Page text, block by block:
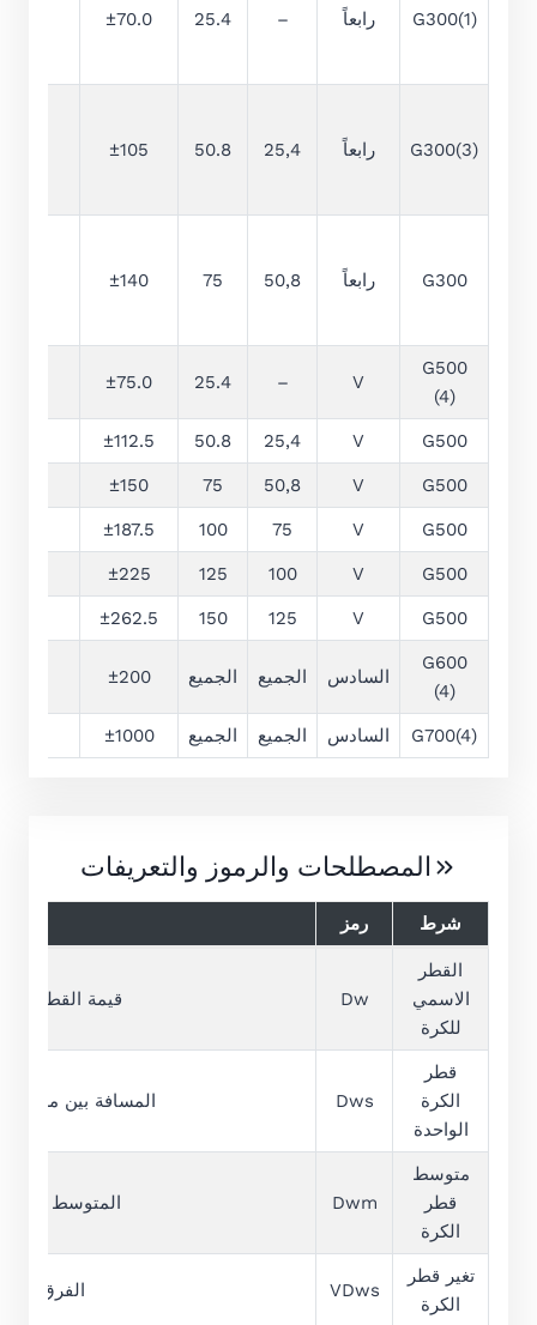
G300(1) رابعاً –
25.4
±70.0
G300(3) رابعاً 25,4
50.8
±105
G300 رابعاً 50,8
75
±140
G500
(4)
V
–
25.4
±75.0
G500
V
25,4
50.8
±112.5
G500
V
50,8
75
±150
G500
V
75
100
±187.5
G500
V
100
125
±225
G500
V
125
150
±262.5
G600
(4)
السادس الجميع الجميع ±200
G700(4) السادس الجميع الجميع ±1000
المصطلحات والرموز والتعريفات
شرط رمز
القطر
الاسمي
للكرة
Dw قيمة القطر
قطر
الكرة
الواحدة
Dws المسافة بين
متوسط
قطر
الكرة
Dwm المتوسط
تغير قطر
الكرة
VDws الفرق بين